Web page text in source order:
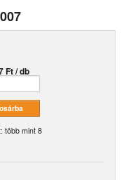
Ft / db
több mint 8